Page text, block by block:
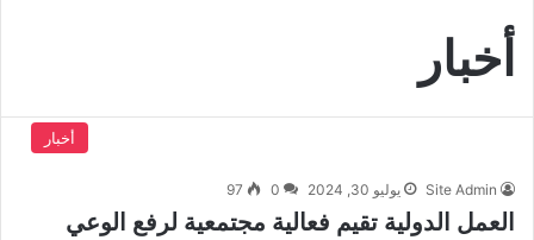
أخبار
أخبار
Site Admin يوليو 30, 2024 0
97
العمل الدولية تقيم فعالية مجتمعية لرفع الوعي